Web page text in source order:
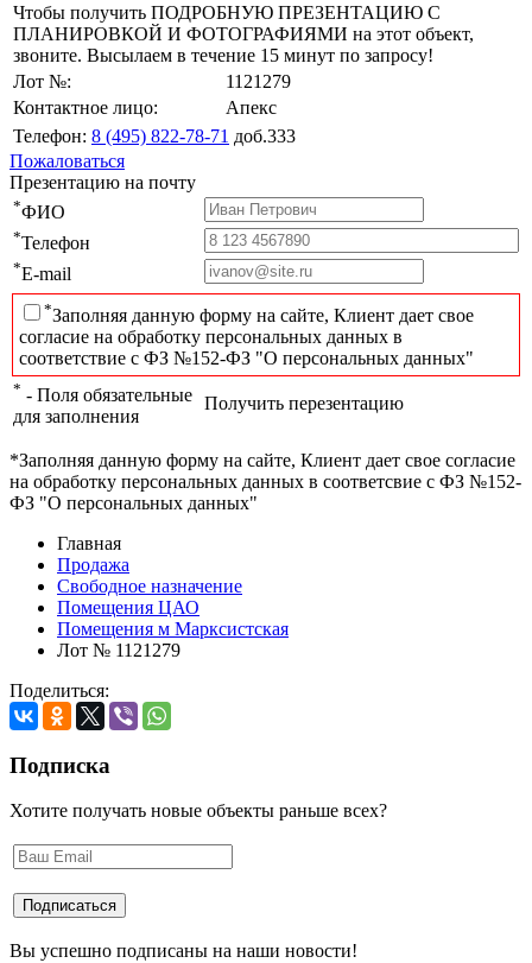
Чтобы получить ПОДРОБНУЮ ПРЕЗЕНТАЦИЮ С
ПЛАНИРОВКОЙ И ФОТОГРАФИЯМИ на этот объект,
звоните. Высылаем в течение 15 минут по запросу!
Лот №:
1121279
Контактное лицо:
Апекс
Телефон: 8 (495) 822-78-71 доб.333
Пожаловаться
Презентацию на почту
*ФИО
*Телефон
*E-mail
*Заполняя данную форму на сайте, Клиент дает свое
согласие на обработку персональных данных в
соответствие с ФЗ №152-ФЗ "О персональных данных"
* - Поля обязательные
для заполнения
Получить перезентацию
*Заполняя данную форму на сайте, Клиент дает свое согласие
на обработку персональных данных в соответсвие с ФЗ №152-
ФЗ "О персональных данных"
Главная
Продажа
Свободное назначение
Помещения ЦАО
Помещения м Марксистская
Лот № 1121279
Поделиться:
Подписка
Хотите получать новые объекты раньше всех?
Вы успешно подписаны на наши новости!